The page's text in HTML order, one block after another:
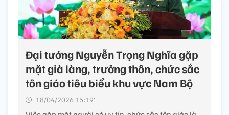
Đại tướng Nguyễn Trọng Nghĩa gặp
mặt già làng, trưởng thôn, chức sắc
tôn giáo tiêu biểu khu vực Nam Bộ
18/04/2026 15:19’